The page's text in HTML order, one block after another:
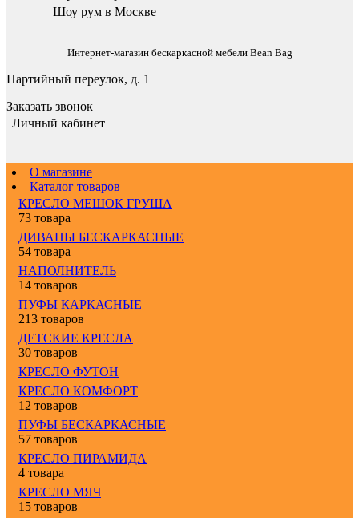
Шоу рум в Москве
Интернет-магазин бескаркасной мебели Bean Bag
Партийный переулок, д. 1
Заказать звонок
Личный кабинет
О магазине
Каталог товаров
КРЕСЛО МЕШОК ГРУША
73 товара
ДИВАНЫ БЕСКАРКАСНЫЕ
54 товара
НАПОЛНИТЕЛЬ
14 товаров
ПУФЫ КАРКАСНЫЕ
213 товаров
ДЕТСКИЕ КРЕСЛА
30 товаров
КРЕСЛО ФУТОН
КРЕСЛО КОМФОРТ
12 товаров
ПУФЫ БЕСКАРКАСНЫЕ
57 товаров
КРЕСЛО ПИРАМИДА
4 товара
КРЕСЛО МЯЧ
15 товаров